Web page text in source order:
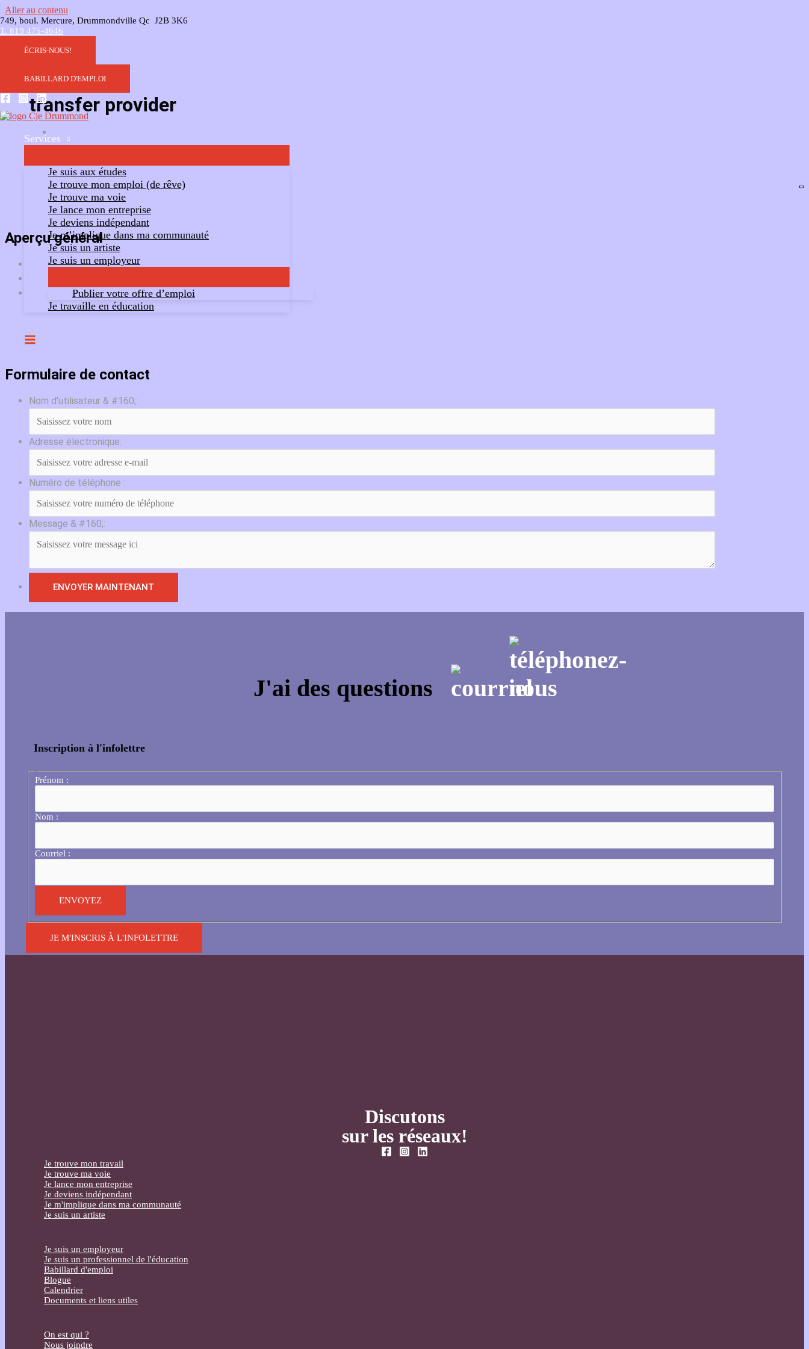
Aller au contenu
749, boul. Mercure, Drummondville Qc J2B 3K6
T. 819 475-4646
ÉCRIS-NOUS!
BABILLARD D'EMPLOI
Services
Je suis aux études
Je trouve mon emploi (de rêve)
Je trouve ma voie
Je lance mon entreprise
Je deviens indépendant
Je m’implique dans ma communauté
Je suis un artiste
Je suis un employeur
Publier votre offre d’emploi
Je travaille en éducation
transfer provider
Aperçu général
Formulaire de contact
Nom d'utilisateur & #160;:
Adresse électronique:
Numéro de téléphone :
Message & #160;:
J'ai des questions
Inscription à l'infolettre
Prénom :
Nom :
Courriel :
JE M'INSCRIS À L'INFOLETTRE
Discutons
sur les réseaux!
Je trouve mon travail
Je trouve ma voie
Je lance mon entreprise
Je deviens indépendant
Je m'implique dans ma communauté
Je suis un artiste
Je suis un employeur
Je suis un professionnel de l'éducation
Babillard d'emploi
Blogue
Calendrier
Documents et liens utiles
On est qui ?
Nous joindre